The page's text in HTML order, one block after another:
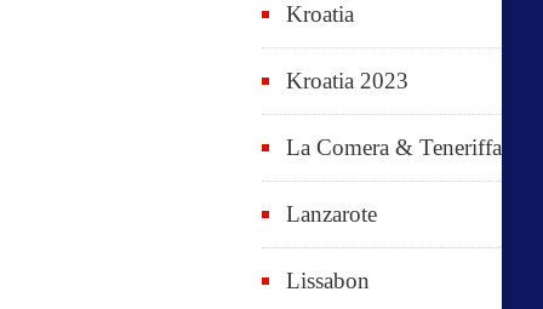
Kroatia
Kroatia 2023
La Comera & Teneriffa
Lanzarote
Lissabon